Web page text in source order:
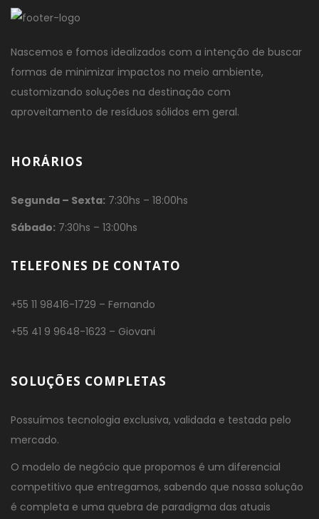
Nascemos e fomos idealizados com a intenção de buscar
formas de minimizar impactos no meio ambiente,
customizando soluções na destinação com
aproveitamento de resíduos sólidos em geral.
HORÁRIOS
Segunda – Sexta: 7:30hs – 18:00hs
Sábado: 7:30hs – 13:00hs
TELEFONES DE CONTATO
+55 11 98416-1729 – Fernando
+55 41 9 9648-1623 – Giovani
SOLUÇÕES COMPLETAS
Possuímos tecnologia exclusiva, validada e testada pelo
mercado.
O modelo de negócio que propomos é um diferencial
competitivo que entregamos, sabendo que nossa solução
é completa e uma quebra de paradigma das atuais